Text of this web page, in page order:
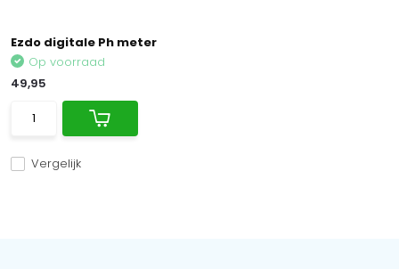
Ezdo digitale Ph meter
Vergelijk
Op voorraad
49,95